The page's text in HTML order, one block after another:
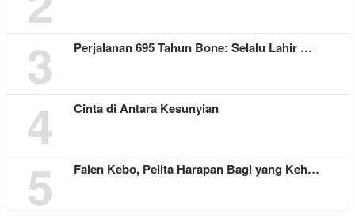
3 Perjalanan 695 Tahun Bone: Selalu Lahir …
4 Cinta di Antara Kesunyian
5 Falen Kebo, Pelita Harapan Bagi yang Keh…